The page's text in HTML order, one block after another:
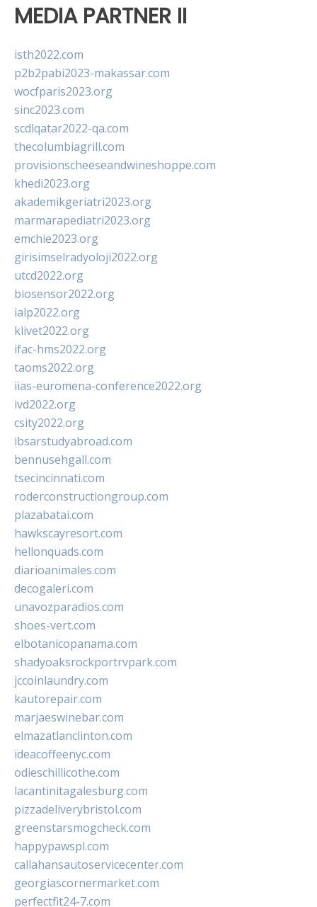
MEDIA PARTNER II
isth2022.com
p2b2pabi2023-makassar.com
wocfparis2023.org
sinc2023.com
scdlqatar2022-qa.com
thecolumbiagrill.com
provisionscheeseandwineshoppe.com
khedi2023.org
akademikgeriatri2023.org
marmarapediatri2023.org
emchie2023.org
girisimselradyoloji2022.org
utcd2022.org
biosensor2022.org
ialp2022.org
klivet2022.org
ifac-hms2022.org
taoms2022.org
iias-euromena-conference2022.org
ivd2022.org
csity2022.org
ibsarstudyabroad.com
bennusehgall.com
tsecincinnati.com
roderconstructiongroup.com
plazabatai.com
hawkscayresort.com
hellonquads.com
diarioanimales.com
decogaleri.com
unavozparadios.com
shoes-vert.com
elbotanicopanama.com
shadyoaksrockportrvpark.com
jccoinlaundry.com
kautorepair.com
marjaeswinebar.com
elmazatlanclinton.com
ideacoffeenyc.com
odieschillicothe.com
lacantinitagalesburg.com
pizzadeliverybristol.com
greenstarsmogcheck.com
happypawspl.com
callahansautoservicecenter.com
georgiascornermarket.com
perfectfit24-7.com